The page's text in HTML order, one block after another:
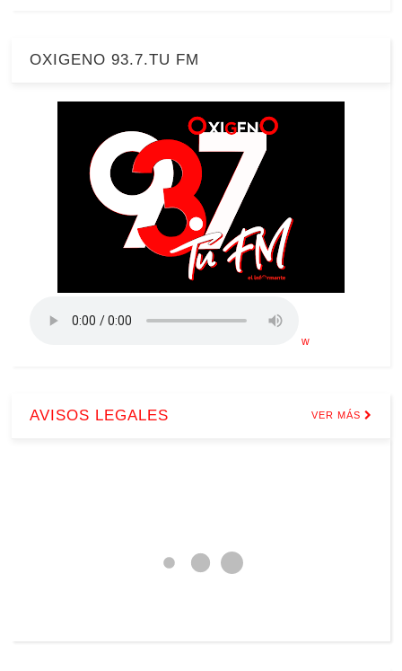
OXIGENO 93.7.TU FM
w
AVISOS LEGALES VER MÁS